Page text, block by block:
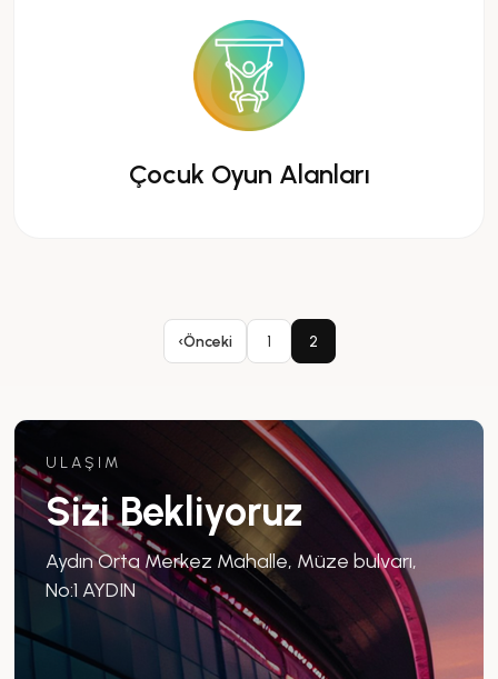
Çocuk Oyun Alanları
‹Önceki 1 2
ULAŞIM
Sizi Bekliyoruz
Aydın Orta Merkez Mahalle, Müze bulvarı,
No:1 AYDIN